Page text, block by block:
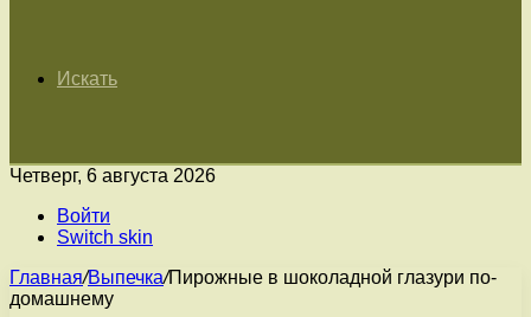
Искать
Четверг, 6 августа 2026
Войти
Switch skin
Главная/Выпечка/Пирожные в шоколадной глазури по-
домашнему